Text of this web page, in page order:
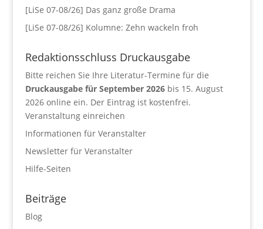
[LiSe 07-08/26] Das ganz große Drama
[LiSe 07-08/26] Kolumne: Zehn wackeln froh
Redaktionsschluss Druckausgabe
Bitte reichen Sie Ihre Literatur-Termine für die
Druckausgabe für September 2026bis 15. August
2026 online ein. Der Eintrag ist kostenfrei.
Veranstaltung einreichen
Informationen für Veranstalter
Newsletter für Veranstalter
Hilfe-Seiten
Beiträge
Blog